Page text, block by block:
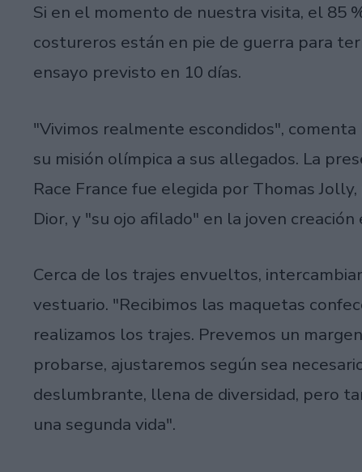
Si en el momento de nuestra visita, el 85
costureros están en pie de guerra para
ensayo previsto en 10 días.
"Vivimos realmente escondidos",
su misión olímpica a sus allegados. La
Race France fue elegida por Thomas
Dior, y "su ojo afilado" en la joven creación
Cerca de los trajes envueltos,
vestuario. "Recibimos las maquetas
realizamos los trajes. Prevemos un
probarse, ajustaremos según sea
deslumbrante, llena de diversidad, pero
una segunda vida".